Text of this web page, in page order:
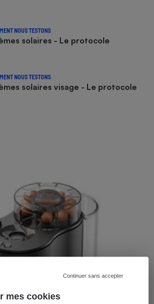
mes cookies
Continuer sans accepter
NOUS TESTONS
solaires - Le protocole
NOUS TESTONS
solaires visage - Le protocole